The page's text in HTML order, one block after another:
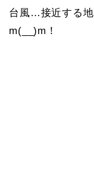
台風…接近する
m(__)m！